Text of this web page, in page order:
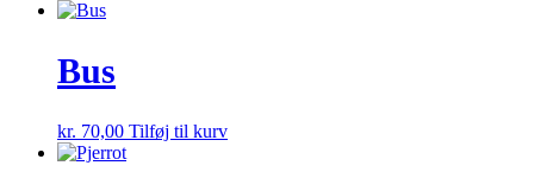
Bus
kr. 70,00 Tilføj til kurv